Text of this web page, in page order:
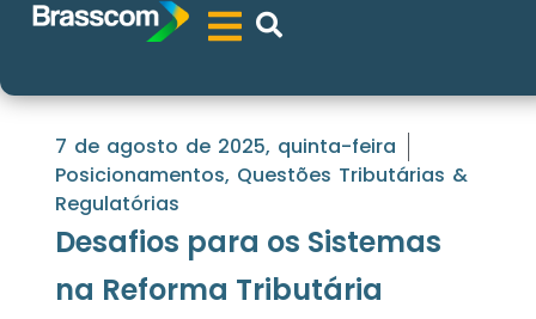
7 de agosto de 2025, quinta-feira
Posicionamentos, Questões Tributárias &
Regulatórias
Desafios para os Sistemas
na Reforma Tributária